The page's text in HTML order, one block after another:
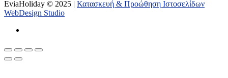
EviaHoliday © 2025 | Κατασκευή & Προώθηση Ιστοσελίδων
WebDesign Studio